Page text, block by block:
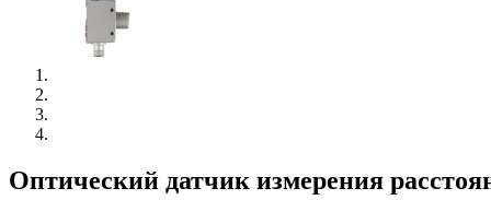
Оптический датчик измерения